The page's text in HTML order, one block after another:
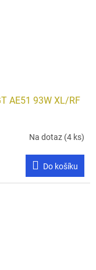
AE51 93W XL/RF
Na dotaz (4 ks)
Do košíku